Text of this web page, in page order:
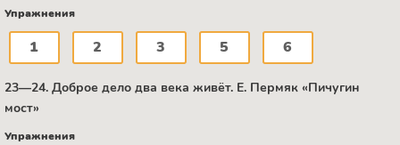
Упражнения
1 2 3 5 6
23—24. Доброе дело два века живёт. Е. Пермяк «Пичугин
мост»
Упражнения